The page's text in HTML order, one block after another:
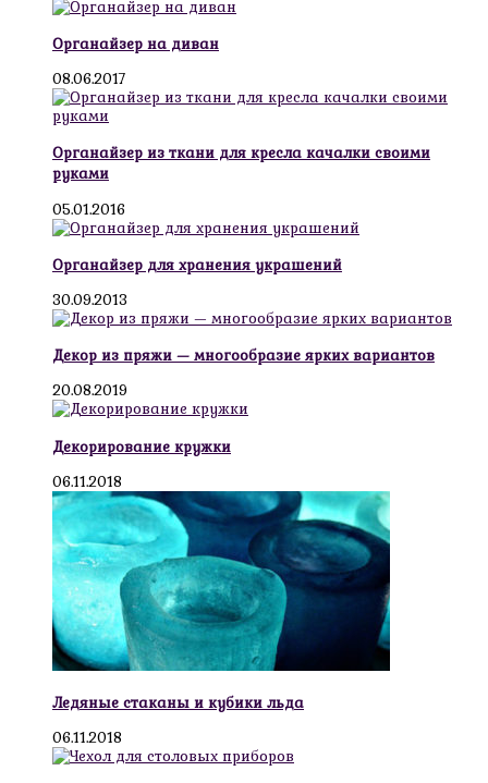
Органайзер на диван
08.06.2017
Органайзер из ткани для кресла качалки своими
руками
05.01.2016
Органайзер для хранения украшений
30.09.2013
Декор из пряжи — многообразие ярких вариантов
20.08.2019
Декорирование кружки
06.11.2018
Ледяные стаканы и кубики льда
06.11.2018